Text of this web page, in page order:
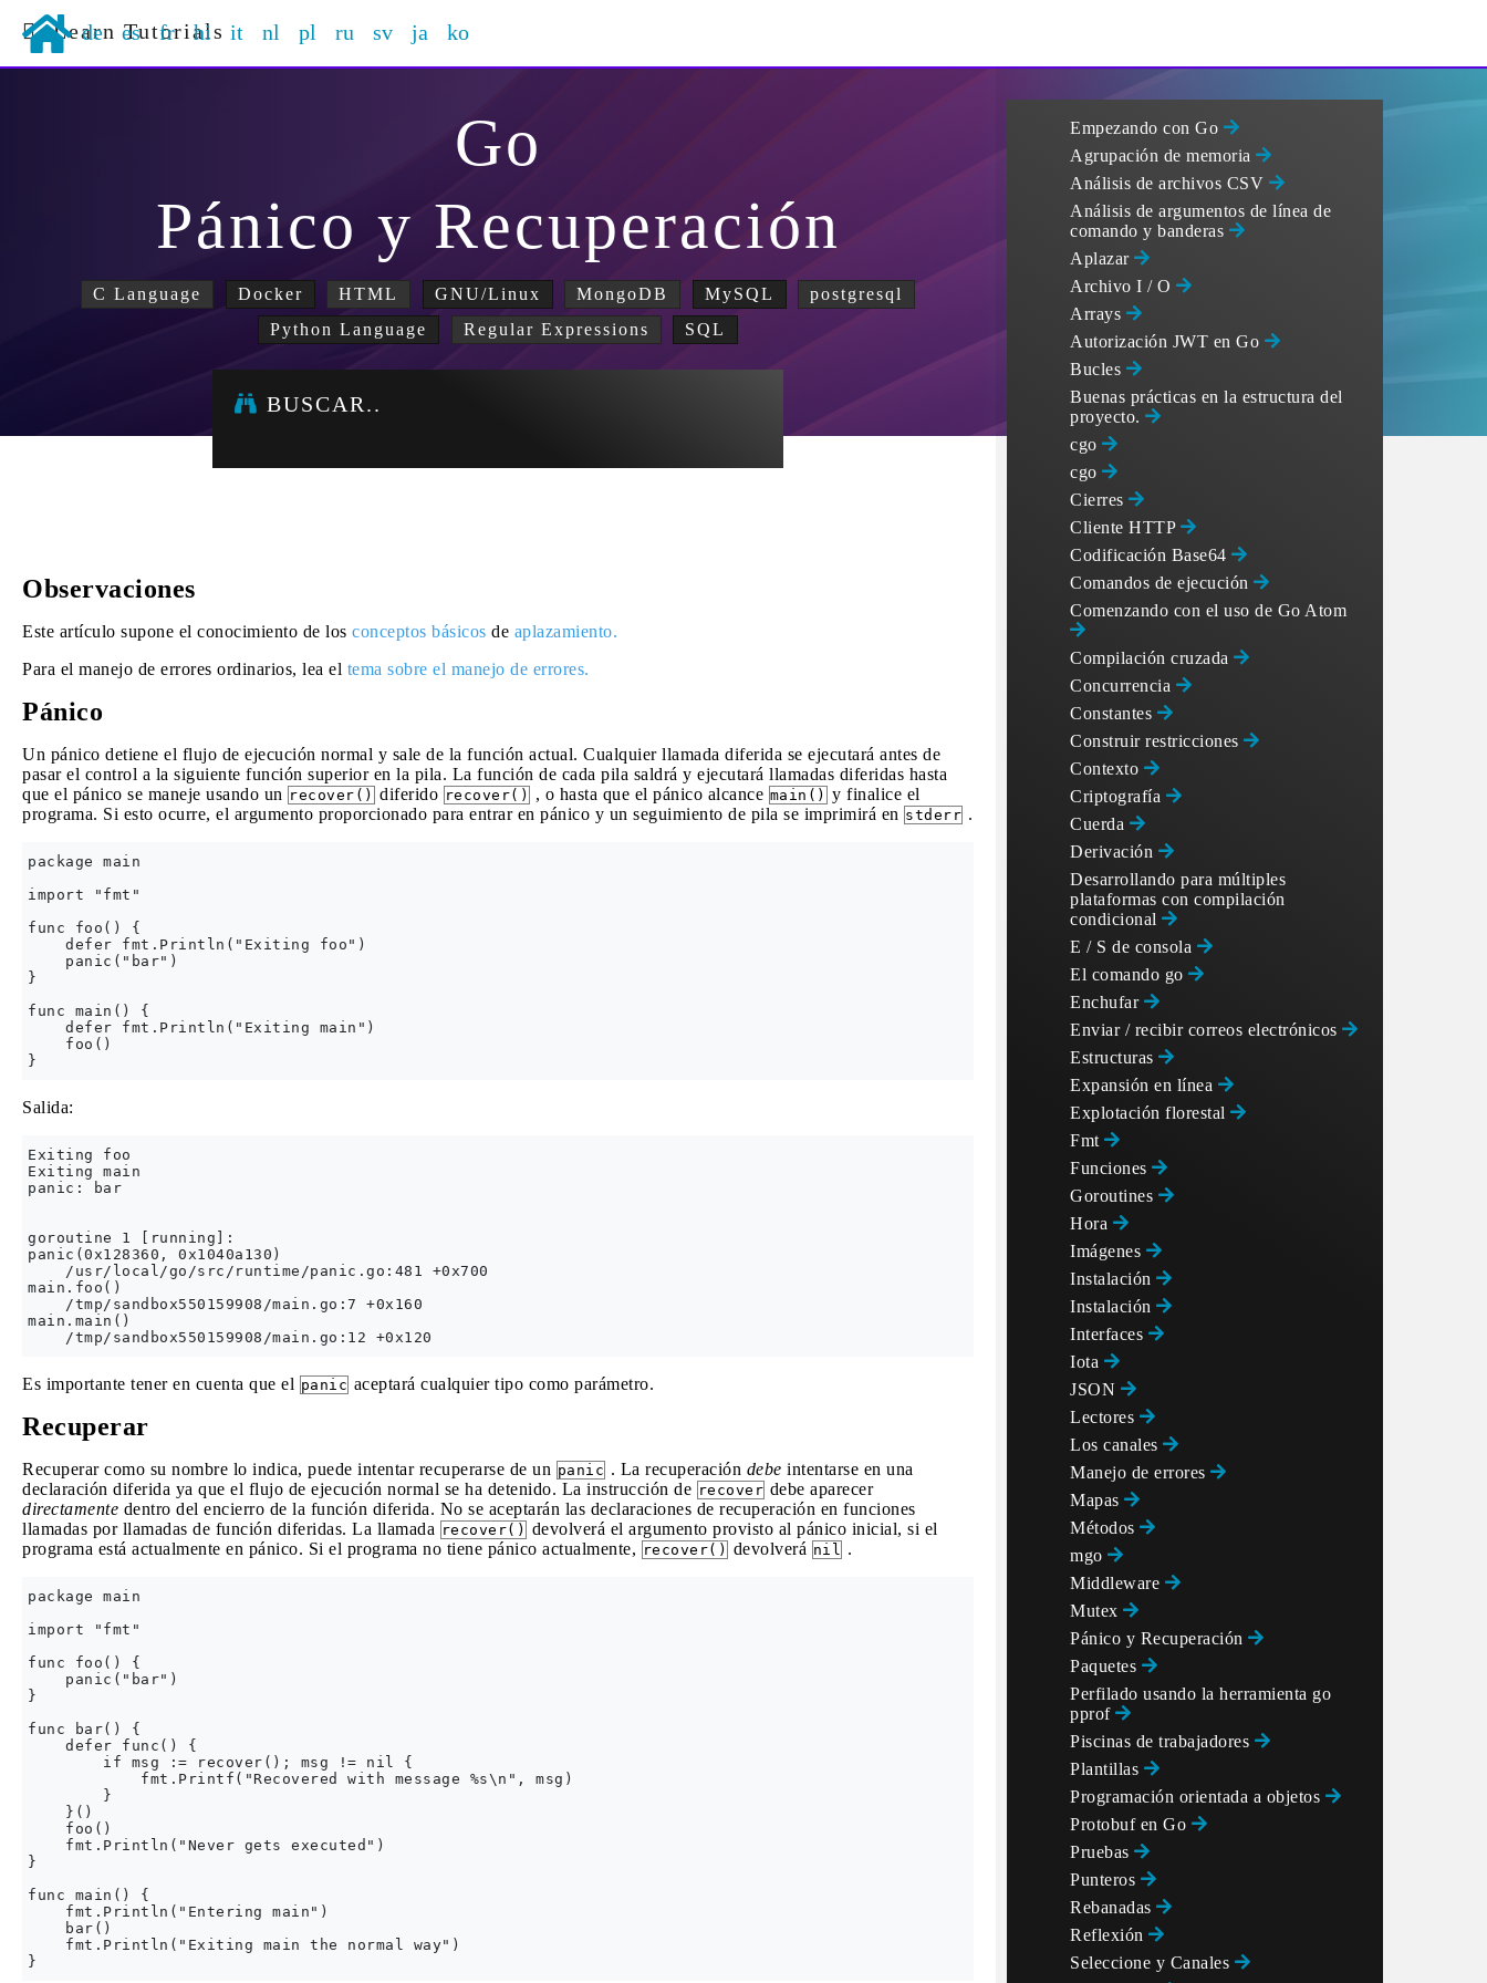
Learn Tutorials
de es fr hi it nl pl ru sv ja ko
Go
Pánico y Recuperación
C Language Docker HTML GNU/Linux MongoDB MySQL
postgresql
Python Language
Regular Expressions SQL
BUSCAR..
Observaciones
Este artículo supone el conocimiento de los conceptos básicos de aplazamiento.
Para el manejo de errores ordinarios, lea el tema sobre el manejo de errores.
Pánico
Un pánico detiene el flujo de ejecución normal y sale de la función actual. Cualquier llamada diferida se ejecutará antes de
pasar el control a la siguiente función superior en la pila. La función de cada pila saldrá y ejecutará llamadas diferidas hasta
que el pánico se maneje usando un recover() diferido recover() , o hasta que el pánico alcance main() y finalice el
programa. Si esto ocurre, el argumento proporcionado para entrar en pánico y un seguimiento de pila se imprimirá en stderr .
package main
import "fmt"
func foo() {
    defer fmt.Println("Exiting foo")
    panic("bar")
}
func main() {
    defer fmt.Println("Exiting main")
    foo()
Salida:
Exiting foo
Exiting main
panic: bar
goroutine 1 [running]:
panic(0x128360, 0x1040a130)
    /usr/local/go/src/runtime/panic.go:481 +0x700
main.foo()
    /tmp/sandbox550159908/main.go:7 +0x160
main.main()
Es importante tener en cuenta que el panic aceptará cualquier tipo como parámetro.
Recuperar
Recuperar como su nombre lo indica, puede intentar recuperarse de un panic . La recuperación debe intentarse en una
declaración diferida ya que el flujo de ejecución normal se ha detenido. La instrucción de recover debe aparecer
directamente dentro del encierro de la función diferida. No se aceptarán las declaraciones de recuperación en funciones
llamadas por llamadas de función diferidas. La llamada recover() devolverá el argumento provisto al pánico inicial, si el
programa está actualmente en pánico. Si el programa no tiene pánico actualmente, recover() devolverá nil .
package main
import "fmt"
func foo() {
    panic("bar")
}
func bar() {
    defer func() {
        if msg := recover(); msg != nil {
            fmt.Printf("Recovered with message %s\n", msg)
        }
    }()
    foo()
    fmt.Println("Never gets executed")
}
func main() {
    fmt.Println("Entering main")
    bar()
    fmt.Println("Exiting main the normal way")
Empezando con Go
Agrupación de memoria
Análisis de archivos CSV
Análisis de argumentos de línea de
comando y banderas
Aplazar
Archivo I / O
Arrays
Autorización JWT en Go
Bucles
Buenas prácticas en la estructura del
proyecto.
cgo
cgo
Cierres
Cliente HTTP
Codificación Base64
Comandos de ejecución
Comenzando con el uso de Go Atom
Compilación cruzada
Concurrencia
Constantes
Construir restricciones
Contexto
Criptografía
Cuerda
Derivación
Desarrollando para múltiples
plataformas con compilación
condicional
E / S de consola
El comando go
Enchufar
Enviar / recibir correos electrónicos
Estructuras
Expansión en línea
Explotación florestal
Fmt
Funciones
Goroutines
Hora
Imágenes
Instalación
Instalación
Interfaces
Iota
JSON
Lectores
Los canales
Manejo de errores
Mapas
Métodos
mgo
Middleware
Mutex
Pánico y Recuperación
Paquetes
Perfilado usando la herramienta go
pprof
Piscinas de trabajadores
Plantillas
Programación orientada a objetos
Protobuf en Go
Pruebas
Punteros
Rebanadas
Reflexión
Seleccione y Canales